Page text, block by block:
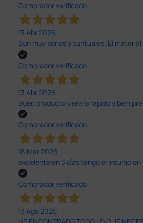
Comprador verificado
13 Abr 2026
Son muy serios y puntuales. El material
Comprador verificado
13 Abr 2026
Buen producto y envío rápido y bien
Comprador verificado
16 Mar 2026
excelente en 3 días tengo el insumo
Comprador verificado
13 Ago 2025